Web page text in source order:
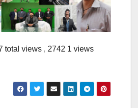
total views , 2742 1 views